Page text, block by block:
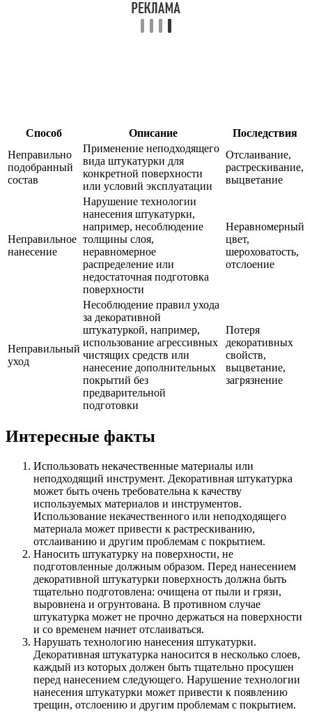
Способ Описание
Последствия
Неправильно
подобранный
состав
Применение неподходящего
вида штукатурки для
конкретной поверхности
или условий эксплуатации
Отслаивание,
растрескивание,
выцветание
Неправильное
нанесение
Нарушение технологии
нанесения штукатурки,
например, несоблюдение
толщины слоя,
неравномерное
распределение или
недостаточная подготовка
поверхности
Неравномерный
цвет,
шероховатость,
отслоение
Неправильный
уход
Несоблюдение правил ухода
за декоративной
штукатуркой, например,
использование агрессивных
чистящих средств или
нанесение дополнительных
покрытий без
предварительной
подготовки
Потеря
декоративных
свойств,
выцветание,
загрязнение
Интересные факты
Использовать некачественные материалы или
неподходящий инструмент. Декоративная штукатурка
может быть очень требовательна к качеству
используемых материалов и инструментов.
Использование некачественного или неподходящего
материала может привести к растрескиванию,
отслаиванию и другим проблемам с покрытием.
Наносить штукатурку на поверхности, не
подготовленные должным образом. Перед нанесением
декоративной штукатурки поверхность должна быть
тщательно подготовлена: очищена от пыли и грязи,
выровнена и огрунтована. В противном случае
штукатурка может не прочно держаться на поверхности
и со временем начнет отслаиваться.
Нарушать технологию нанесения штукатурки.
Декоративная штукатурка наносится в несколько слоев,
каждый из которых должен быть тщательно просушен
перед нанесением следующего. Нарушение технологии
нанесения штукатурки может привести к появлению
трещин, отслоению и другим проблемам с покрытием.